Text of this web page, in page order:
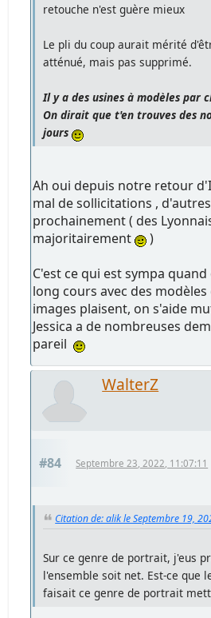
retouche n'est guère mieux
Le pli du coup aurait mérité
atténué, mais pas supprimé.
Il y a des usines à modèles par
On dirait que t'en trouves des
jours
Ah oui depuis notre retour
mal de sollicitations ,
prochainement ( des
majoritairement
)
C'est ce qui est sympa
long cours avec des modèles
images plaisent, on s'aide
Jessica a de nombreuses
pareil
WalterZ
#84 Septembre 23, 2022, 11:07:11
Citation de: alik le Septembre 19,
Sur ce genre de portrait, j'eus
l'ensemble soit net. Est-ce que
faisait ce genre de portrait